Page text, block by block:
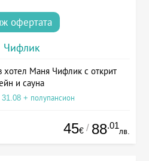
офертата
Чифлик
хотел Маня Чифлик с открит
и сауна
+ полупансион
45€ / 88.01
лв.